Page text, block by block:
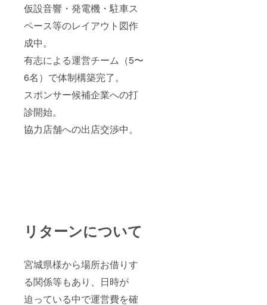
仮設音響・発電機・駐車ス
ペース等のレイアウト図作
成中。
有志による運営チーム（5〜
6名）で体制構築完了。
スポンサー候補企業への打
診開始。
協力店舗への出店交渉中。
リターンについて
宮城県様から場所お借りす
る関係等もあり、日時が
迫っている中で運営費を確